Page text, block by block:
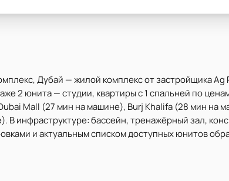
Дубай — жилой комплекс от застройщика
2 юнита — студии, квартиры с 1 спальней по
Mall (27 мин на машине), Burj Khalifa (28 мин на
В инфраструктуре: бассейн, тренажёрный зал,
и актуальным списком доступных юнитов